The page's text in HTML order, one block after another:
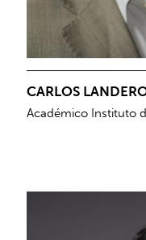
CARLOS
Académico Instituto